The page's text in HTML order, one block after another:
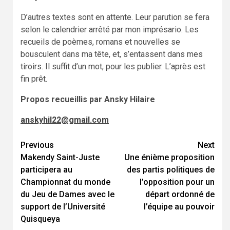
D’autres textes sont en attente. Leur parution se fera
selon le calendrier arrêté par mon imprésario. Les
recueils de poèmes, romans et nouvelles se
bousculent dans ma tête, et, s’entassent dans mes
tiroirs. Il suffit d’un mot, pour les publier. L’après est
fin prêt.
Propos recueillis par Ansky Hilaire
anskyhil22@gmail.com
Continue
Reading
Previous
Makendy Saint-Juste
participera au
Championnat du monde
du Jeu de Dames avec le
support de l’Université
Quisqueya
Next
Une énième proposition
des partis politiques de
l’opposition pour un
départ ordonné de
l’équipe au pouvoir